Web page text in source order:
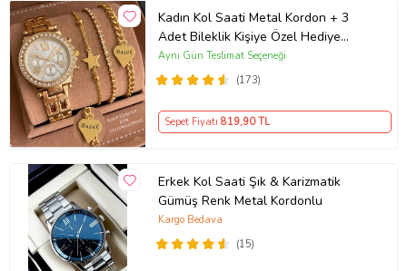
Kadın Kol Saati Metal Kordon + 3
Adet Bileklik Kişiye Özel Hediye
Kadına hediye Kız arkadaşa hediye
(173)
Aynı Gün Teslimat Seçeneği
Sepet Fiyatı 819,90 TL
Erkek Kol Saati Şık & Karizmatik
Gümüş Renk Metal Kordonlu
(15)
Kargo Bedava